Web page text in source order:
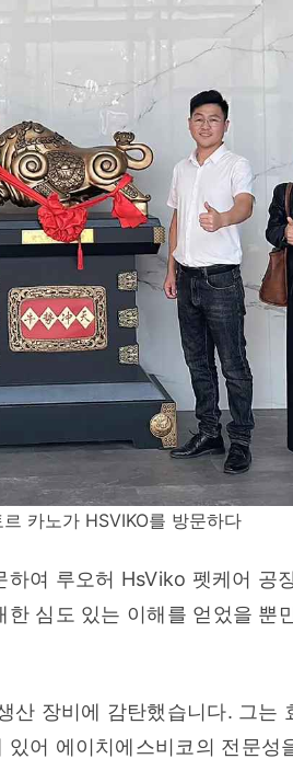
카노가 HSVIKO를 방문하다
여 루오허 HsViko 펫케어 공
심도 있는 이해를 얻었을 뿐
장비에 감탄했습니다. 그는
어 에이치에스비코의 전문성